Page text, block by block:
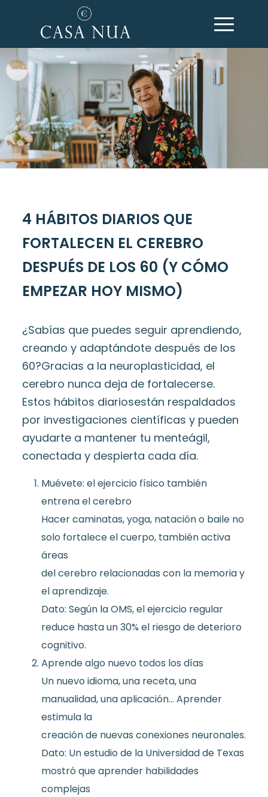
4 HÁBITOS DIARIOS QUE
FORTALECEN EL CEREBRO
DESPUÉS DE LOS 60 (Y CÓMO
EMPEZAR HOY MISMO)
¿Sabías que puedes seguir aprendiendo,
creando y adaptándote después de los
60?Gracias a la neuroplasticidad, el
cerebro nunca deja de fortalecerse.
Estos hábitos diariosestán respaldados
por investigaciones científicas y pueden
ayudarte a mantener tu menteágil,
conectada y despierta cada día.
Muévete: el ejercicio físico también
entrena el cerebro
Hacer caminatas, yoga, natación o baile no
solo fortalece el cuerpo, también activa
áreas
del cerebro relacionadas con la memoria y
el aprendizaje.
Dato: Según la OMS, el ejercicio regular
reduce hasta un 30% el riesgo de deterioro
cognitivo.
Aprende algo nuevo todos los días
Un nuevo idioma, una receta, una
manualidad, una aplicación… Aprender
estimula la
creación de nuevas conexiones neuronales.
Dato: Un estudio de la Universidad de Texas
mostró que aprender habilidades
complejas